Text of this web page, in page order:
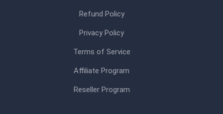
Refund Policy
Privacy Policy
Terms of Service
Affiliate Program
Reseller Program